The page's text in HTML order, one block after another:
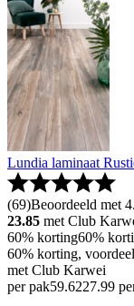
Lundia laminaat
(69)Beoordeeld met
23.85 met Club
60% korting60%
60% korting,
met Club Karwei
per pak59.6227.99